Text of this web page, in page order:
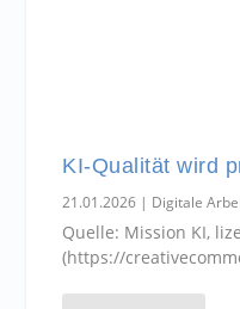
KI-Qualität wird
21.01.2026 | Digitale
Quelle: Mission KI,
(https://